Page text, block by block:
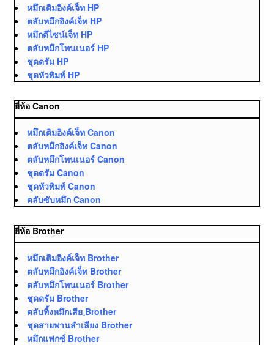
หมึกเติมอิงค์เจ็ท HP
ตลับหมึกอิงค์เจ็ท HP
หมึกดีไซน์เจ็ท HP
ตลับหมึกโทนเนอร์ HP
ชุดดรัม HP
ชุดหัวพิมพ์ HP
ยี่ห้อ Canon
หมึกเติมอิงค์เจ็ท Canon
ตลับหมึกอิงค์เจ็ท Canon
ตลับหมึกโทนเนอร์ Canon
ชุดดรัม Canon
ชุดหัวพิมพ์ Canon
ตลับซับหมึก Canon
ยี่ห้อ Brother
หมึกเติมอิงค์เจ็ท Brother
ตลับหมึกอิงค์เจ็ท Brother
ตลับหมึกโทนเนอร์ Brother
ชุดดรัม Brother
ตลับทิ้งหมึกเสีย ฺBrother
ชุดสายพานลำเลียง Brother
หมึกแฟกซ์ Brother